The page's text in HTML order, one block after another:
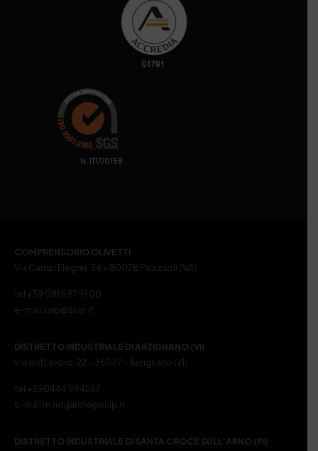
. N. IT17/0158
COMPRENSORIO OLIVETTI
Via Campi Flegrei, 34 – 80078 Pozzuoli (NA)
tel +39 081 597 91 00
e-mail ssip@ssip.it
DISTRETTO INDUSTRIALE DI ARZIGNANO (VI)
Via del Lavoro, 22 – 36077 – Arzignano (VI)
tel +390444 994267
e-mail m.nogarole@ssip.it
DISTRETTO INDUSTRIALE DI SANTA CROCE SULL’ARNO (PI)